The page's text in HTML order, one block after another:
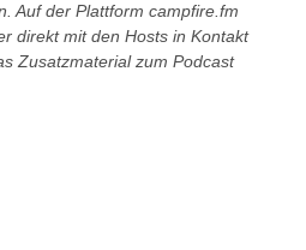
Auf der Plattform campfire.fm
direkt mit den Hosts in Kontakt
Zusatzmaterial zum Podcast